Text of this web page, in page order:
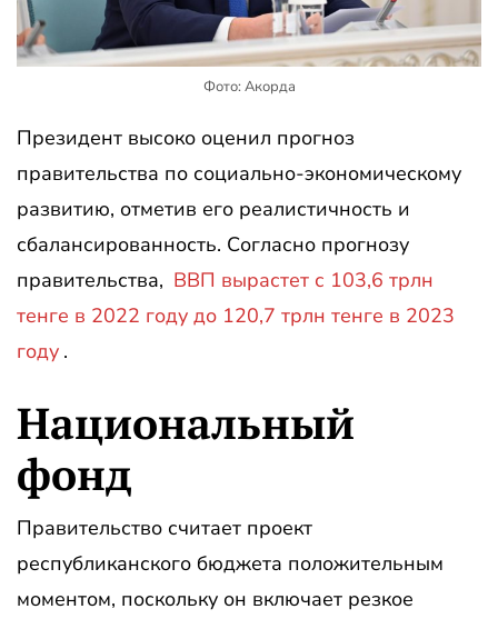
Фото: Акорда
Президент высоко оценил прогноз
правительства по социально-экономическому
развитию, отметив его реалистичность и
сбалансированность. Согласно прогнозу
правительства, ВВП вырастет с 103,6 трлн
тенге в 2022 году до 120,7 трлн тенге в 2023
году .
Национальный
фонд
Правительство считает проект
республиканского бюджета положительным
моментом, поскольку он включает резкое